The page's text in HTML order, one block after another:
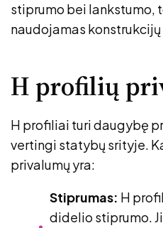
stiprumo bei lankstumo,
naudojamas konstrukcijų
H profilių
H profiliai turi daugybę
vertingi statybų srityje.
privalumų yra:
Stiprumas: H
didelio stiprumo.